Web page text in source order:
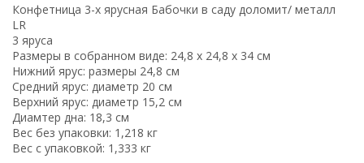
Конфетница 3-х ярусная Бабочки в саду доломит/ металл
LR
3 яруса
Размеры в собранном виде: 24,8 х 24,8 х 34 см
Нижний ярус: размеры 24,8 см
Средний ярус: диаметр 20 см
Верхний ярус: диаметр 15,2 см
Диамтер дна: 18,3 см
Вес без упаковки: 1,218 кг
Вес с упаковкой: 1,333 кг